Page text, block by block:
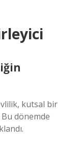
kutsal bir
dönemde